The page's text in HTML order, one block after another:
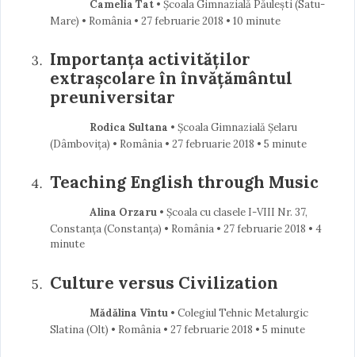
Camelia Tat• Școala Gimnazială Păulești (Satu-
Mare) • România
27 februarie 2018 • 10 minute
Importanța activităților
extrașcolare în învățământul
preuniversitar
Rodica Sultana • Școala Gimnazială Șelaru
(Dâmboviţa) • România
27 februarie 2018 • 5 minute
Teaching English through Music
Alina Orzaru• Școala cu clasele I-VIII Nr. 37,
Constanța (Constanţa) • România
27 februarie 2018 • 4
minute
Culture versus Civilization
Mădălina Vîntu• Colegiul Tehnic Metalurgic
Slatina (Olt) • România
27 februarie 2018 • 5 minute